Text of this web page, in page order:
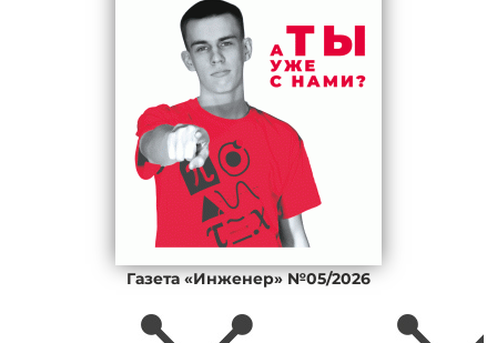
Газета «Инженер» №05/2026